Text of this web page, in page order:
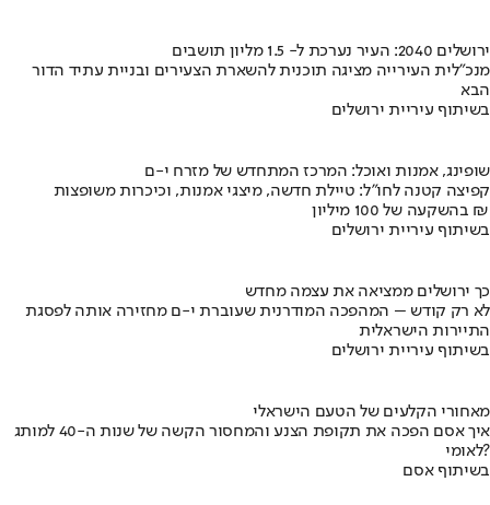
ירושלים 2040: העיר נערכת ל- 1.5 מליון תושבים
מנכ"לית העירייה מציגה תוכנית להשארת הצעירים ובניית עתיד הדור
הבא
בשיתוף עיריית ירושלים
שופינג, אמנות ואוכל: המרכז המתחדש של מזרח י-ם
קפיצה קטנה לחו"ל: טיילת חדשה, מיצגי אמנות, וכיכרות משופצות
בהשקעה של 100 מיליון ₪
בשיתוף עיריית ירושלים
כך ירושלים ממציאה את עצמה מחדש
לא רק קודש – המהפכה המודרנית שעוברת י-ם מחזירה אותה לפסגת
התיירות הישראלית
בשיתוף עיריית ירושלים
מאחורי הקלעים של הטעם הישראלי
איך אסם הפכה את תקופת הצנע והמחסור הקשה של שנות ה-40 למותג
לאומי?
בשיתוף אסם